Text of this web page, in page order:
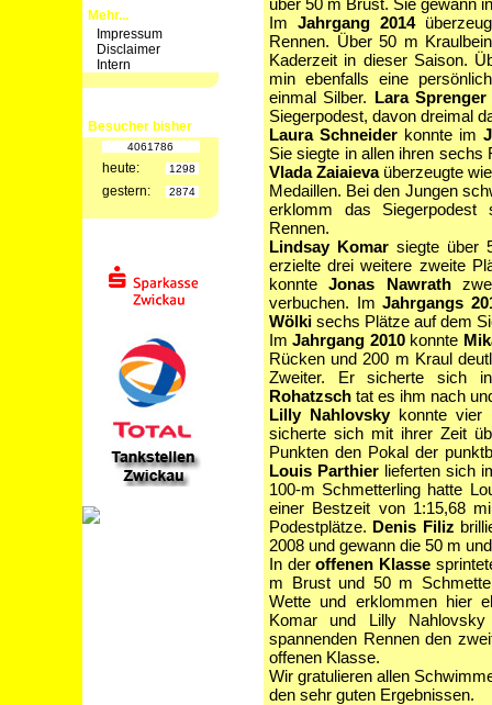
Mehr...
Impressum
Disclaimer
Intern
Besucher bisher
4061786
heute: 1298
gestern: 2874
über 50 m Brust. Sie gewann
Im Jahrgang 2014
Rennen. Über 50 m
Kaderzeit in dieser Saison.
min ebenfalls eine
einmal Silber. Lara Sprenger
Siegerpodest, davon dreimal
Laura Schneider konnte im
Sie siegte in allen ihren sechs
Vlada Zaiaievaüberzeugte
Medaillen. Bei den Jungen
erklomm das
Rennen.
Lindsay Komarsiegte über
erzielte drei weitere zweite
konnteJonas Nawrath
verbuchen. ImJahrgangs
Wölki sechs Plätze auf dem
ImJahrgang 2010konnte
Rücken und 200 m Kraul
Zweiter. Er sicherte sich
Rohatzsch tat es ihm nach
Lilly Nahlovskykonnte vier
sicherte sich mit ihrer Zeit
Punkten den Pokal der
Louis Parthierlieferten sich
100-m Schmetterling hatte
einer Bestzeit von 1:15,68
Podestplätze. Denis Filiz
2008 und gewann die 50 m
In deroffenen Klasse
m Brust und 50 m
Wette und erklommen hier
Komar und Lilly
spannenden Rennen den
offenen Klasse.
Wir gratulieren allen
den sehr guten Ergebnissen.